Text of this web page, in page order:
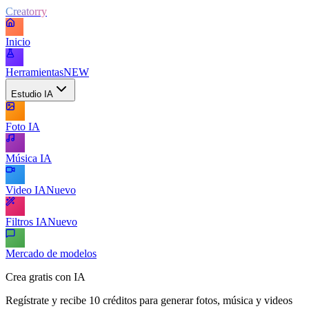
Creatorry
Inicio
HerramientasNEW
Estudio IA
Foto IA
Música IA
Video IANuevo
Filtros IANuevo
Mercado de modelos
Crea gratis con IA
Regístrate y recibe 10 créditos para generar fotos, música y videos